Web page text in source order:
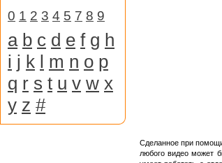
Сделанное при
любого видео может
0 1 2 3 4 5 7 8 9
a b c d e f g h
i j k l m n o p
q r s t u v w x
y z #